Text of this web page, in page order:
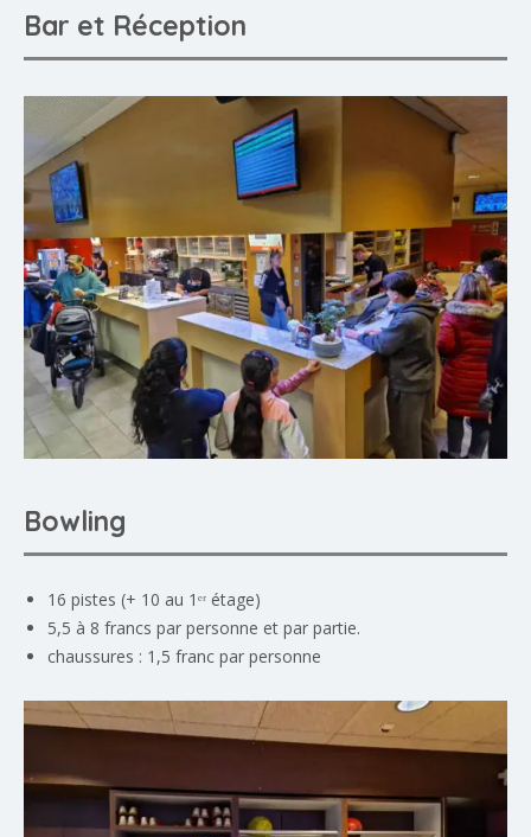
Bar et Réception
Bowling
16 pistes (+ 10 au 1ᵉʳ étage)
5,5 à 8 francs par personne et par partie.
chaussures : 1,5 franc par personne